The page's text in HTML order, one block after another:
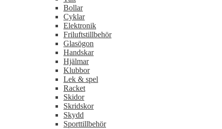
Bollar
Cyklar
Elektronik
Friluftstillbehör
Glasögon
Handskar
Hjälmar
Klubbor
Lek & spel
Racket
Skidor
Skridskor
Skydd
Sporttillbehör